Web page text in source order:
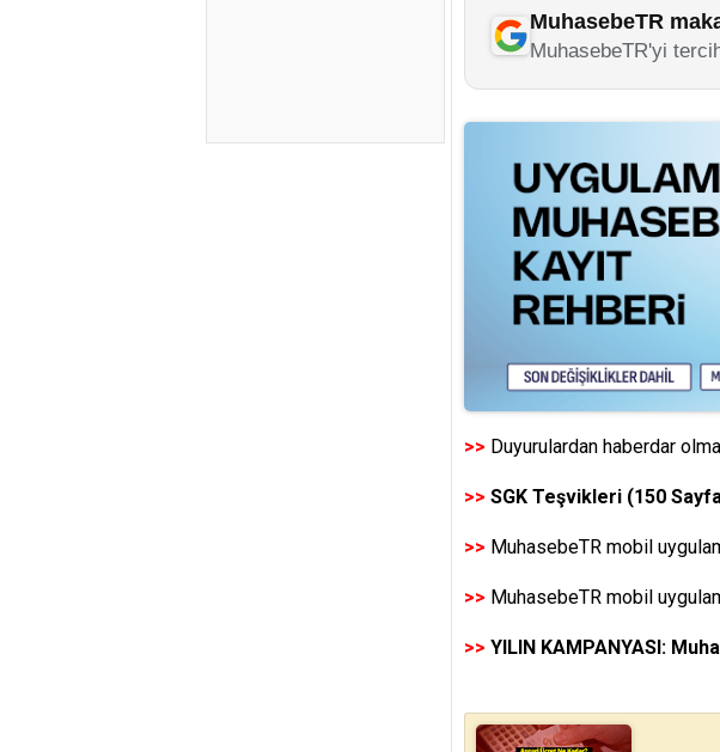
MuhasebeTR
MuhasebeTR'yi
>> Duyurulardan haberdar
>> SGK Teşvikleri (150
>> MuhasebeTR mobil
>> MuhasebeTR mobil
>> YILIN KAMPANYASI: